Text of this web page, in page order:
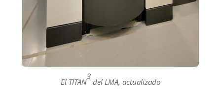
El TITAN
3
del LMA, actualizado